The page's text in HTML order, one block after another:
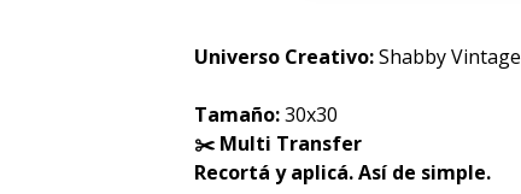
Universo Creativo:Shabby Vintage
Tamaño:30x30
✂️ Multi Transfer
Recortá y aplicá. Así de simple.